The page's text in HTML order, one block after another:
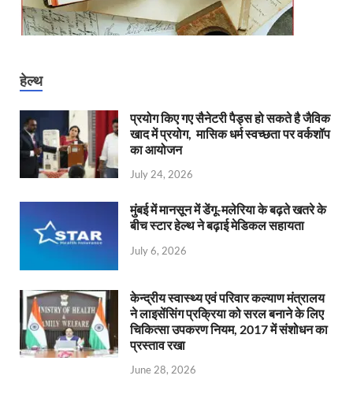
हेल्थ
प्रयोग किए गए सैनेटरी पैड्स हो सकते है जैविक
खाद में प्रयोग, मासिक धर्म स्वच्छता पर वर्कशॉप
का आयोजन
July 24, 2026
मुंबई में मानसून में डेंगू-मलेरिया के बढ़ते खतरे के
बीच स्टार हेल्थ ने बढ़ाई मेडिकल सहायता
July 6, 2026
केन्‍द्रीय स्वास्थ्य एवं परिवार कल्याण मंत्रालय
ने लाइसेंसिंग प्रक्रिया को सरल बनाने के लिए
चिकित्सा उपकरण नियम, 2017 में संशोधन का
प्रस्ताव रखा
June 28, 2026